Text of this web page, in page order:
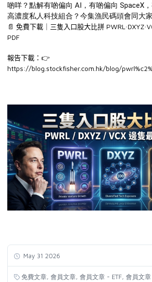
啲咩？點解有啲偏向 AI，有啲偏向 SpaceX
高濃度私人科技組合？今集漁民碼頭會同大家
📄 免費下載｜三隻入口股大比拼 PWRL ·DXYZ·
PDF
報告下載： 👉
https://blog.stockfisher.com.hk/blog/
May 31 2026
免費文章 會員文章 會員文章 - ETF 會員文